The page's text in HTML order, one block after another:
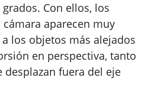
Con ellos, los
aparecen muy
los objetos más alejados
en perspectiva, tanto
desplazan fuera del eje